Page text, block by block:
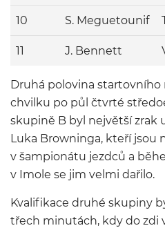
10 S. Meguetounif
11 J. Bennett
Druhá polovina startovního
chvilku po půl čtvrté
skupině B byl největší zrak
Luka Browninga, kteří jsou
v šampionátu jezdců a
v Imole se jim velmi dařilo.
Kvalifikace druhé skupiny
třech minutách, kdy do zdi